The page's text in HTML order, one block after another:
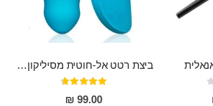
ביצת רטט אל-חוטית מסיליקון רפואי בגודל של 8 ס"מ ורוחב 3 ס"מ בעלת 20 מהירויות שונות "ENKI"
דירוג:
93%
99.00 ₪